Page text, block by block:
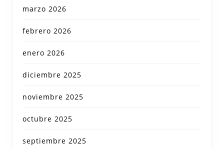
marzo 2026
febrero 2026
enero 2026
diciembre 2025
noviembre 2025
octubre 2025
septiembre 2025